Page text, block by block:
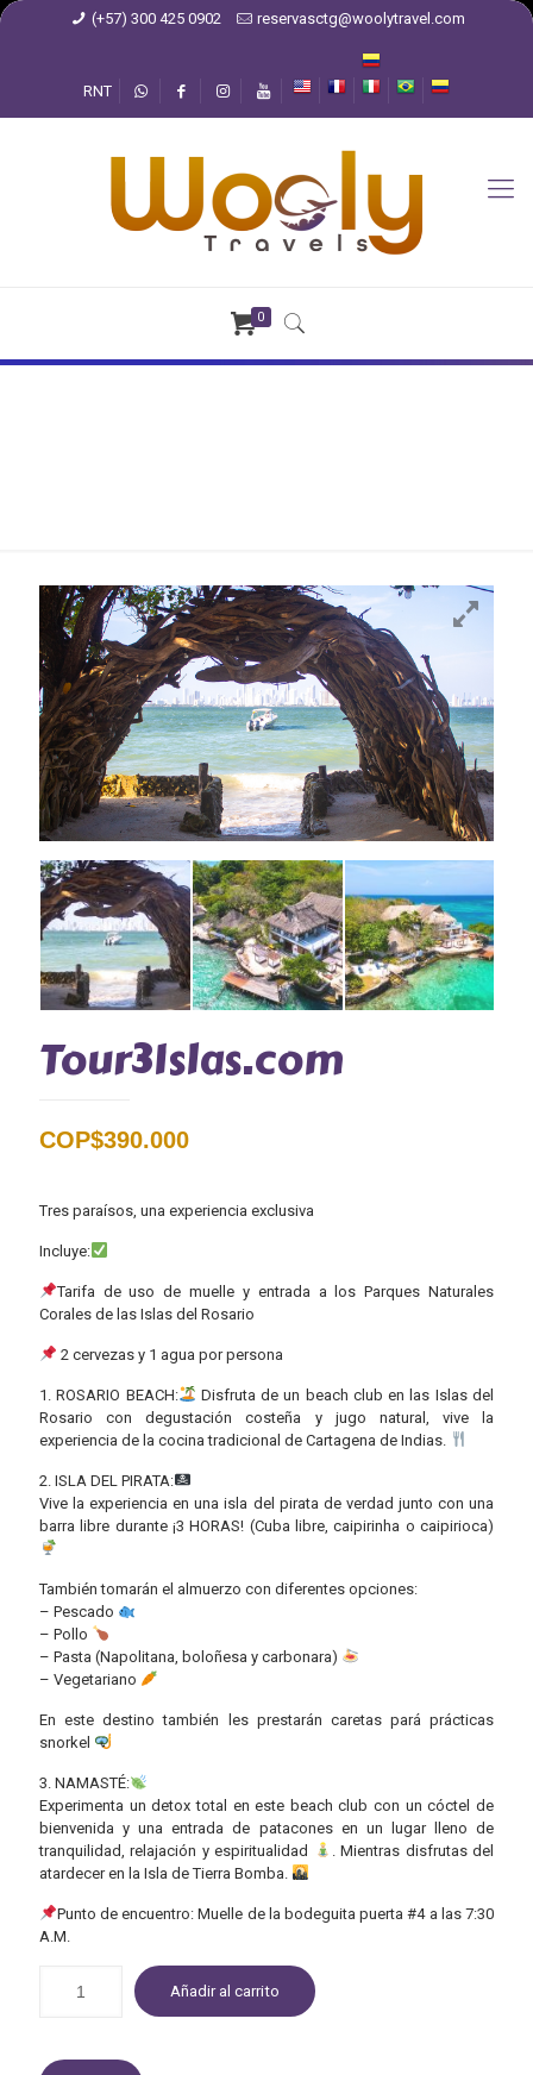
(+57) 300 425 0902 reservasctg@woolytravel.com
RNT
0
Tour3Islas.com
COP$390.000
Tres paraísos, una experiencia exclusiva
Incluye:
Tarifa de uso de muelle y entrada a los Parques Naturales
Corales de las Islas del Rosario
2 cervezas y 1 agua por persona
1. ROSARIO BEACH:
Disfruta de un beach club en las Islas del
Rosario con degustación costeña y jugo natural, vive la
experiencia de la cocina tradicional de Cartagena de Indias.
2. ISLA DEL PIRATA:
Vive la experiencia en una isla del pirata de verdad junto con una
barra libre durante ¡3 HORAS! (Cuba libre, caipirinha o caipirioca)
También tomarán el almuerzo con diferentes opciones:
– Pescado
– Pollo
– Pasta (Napolitana, boloñesa y carbonara)
– Vegetariano
En este destino también les prestarán caretas pará prácticas
snorkel
3. NAMASTÉ:
Experimenta un detox total en este beach club con un cóctel de
bienvenida y una entrada de patacones en un lugar lleno de
tranquilidad, relajación y espiritualidad
. Mientras disfrutas del
atardecer en la Isla de Tierra Bomba.
Punto de encuentro: Muelle de la bodeguita puerta #4 a las 7:30
A.M.
Añadir al carrito